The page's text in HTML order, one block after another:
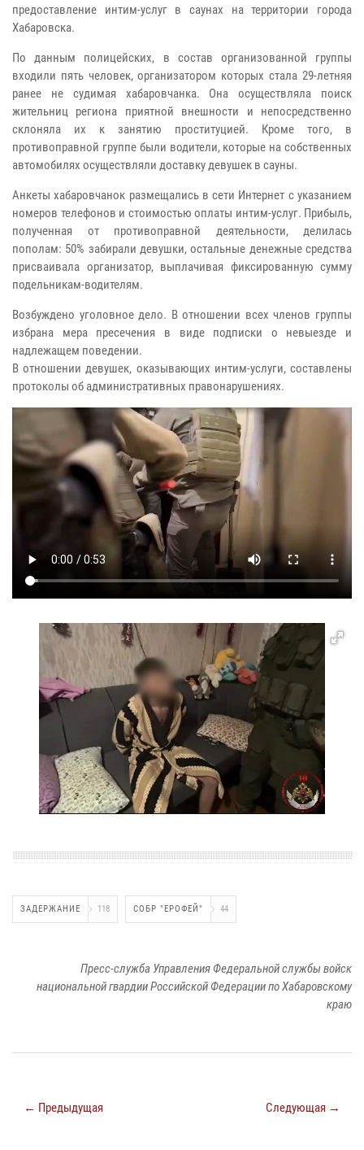
предоставление интим-услуг в саунах на территории города
Хабаровска.
По данным полицейских, в состав организованной группы
входили пять человек, организатором которых стала 29-летняя
ранее не судимая хабаровчанка. Она осуществляла поиск
жительниц региона приятной внешности и непосредственно
склоняла их к занятию проституцией. Кроме того, в
противоправной группе были водители, которые на собственных
автомобилях осуществляли доставку девушек в сауны.
Анкеты хабаровчанок размещались в сети Интернет с указанием
номеров телефонов и стоимостью оплаты интим-услуг. Прибыль,
полученная от противоправной деятельности, делилась
пополам: 50% забирали девушки, остальные денежные средства
присваивала организатор, выплачивая фиксированную сумму
подельникам-водителям.
Возбуждено уголовное дело. В отношении всех членов группы
избрана мера пресечения в виде подписки о невыезде и
надлежащем поведении.
В отношении девушек, оказывающих интим-услуги, составлены
протоколы об административных правонарушениях.
ЗАДЕРЖАНИЕ 118 СОБР "ЕРОФЕЙ" 44
Пресс-служба Управления Федеральной службы войск
национальной гвардии Российской Федерации по Хабаровскому
краю
← Предыдущая Следующая →